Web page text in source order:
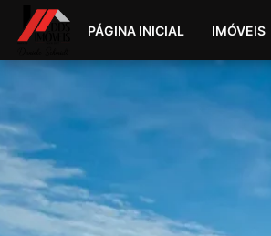
PÁGINA INICIAL IMÓVEIS